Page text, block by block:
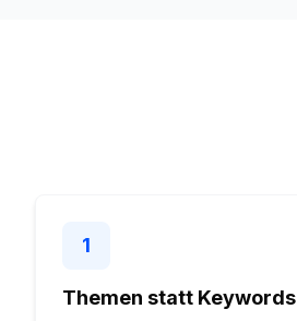
1
Themen statt Keywords